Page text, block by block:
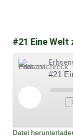
#21 Eine Welt
#21
Datei